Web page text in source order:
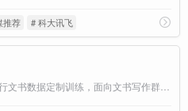
推荐 # 科大讯飞